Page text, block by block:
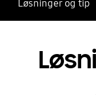
Løsninger og tip